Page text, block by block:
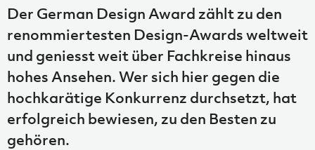
Der German Design Award zählt zu den
renommiertesten Design-Awards weltweit
und geniesst weit über Fachkreise hinaus
hohes Ansehen. Wer sich hier gegen die
hochkarätige Konkurrenz durchsetzt, hat
erfolgreich bewiesen, zu den Besten zu
gehören.